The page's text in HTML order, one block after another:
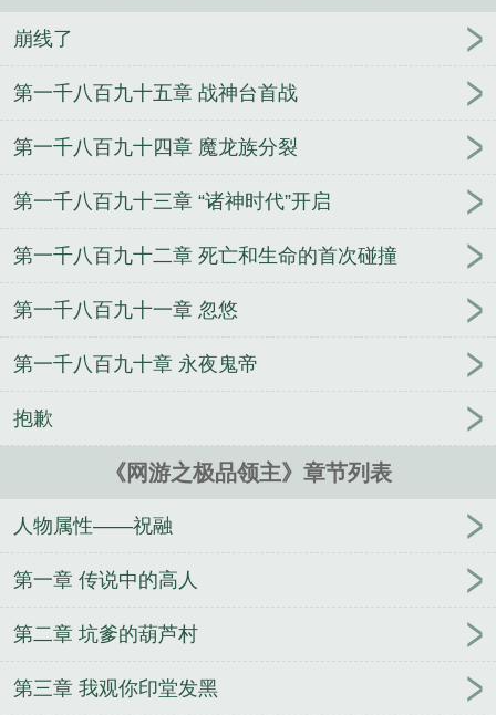
崩线了
第一千八百九十五章 战神台首战
第一千八百九十四章 魔龙族分裂
第一千八百九十三章 “诸神时代”开启
第一千八百九十二章 死亡和生命的首次碰撞
第一千八百九十一章 忽悠
第一千八百九十章 永夜鬼帝
抱歉
《网游之极品领主》章节列表
人物属性——祝融
第一章 传说中的高人
第二章 坑爹的葫芦村
第三章 我观你印堂发黑